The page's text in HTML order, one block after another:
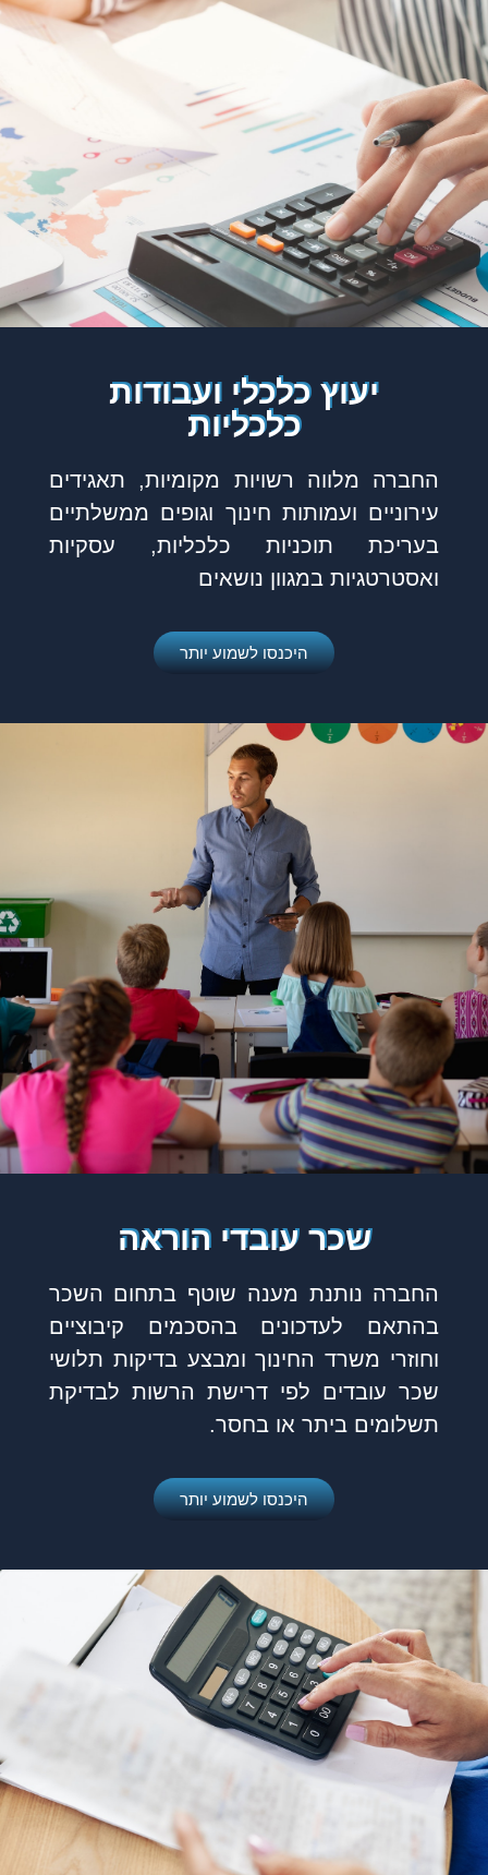
יעוץ כלכלי ועבודות
כלכליות
החברה מלווה רשויות מקומיות, תאגידים
עירוניים ועמותות חינוך וגופים ממשלתיים
בעריכת תוכניות כלכליות, עסקיות
ואסטרטגיות במגוון נושאים
היכנסו לשמוע יותר
שכר עובדי הוראה
החברה נותנת מענה שוטף בתחום השכר
בהתאם לעדכונים בהסכמים קיבוציים
וחוזרי משרד החינוך ומבצע בדיקות תלושי
שכר עובדים לפי דרישת הרשות לבדיקת
תשלומים ביתר או בחסר.
היכנסו לשמוע יותר